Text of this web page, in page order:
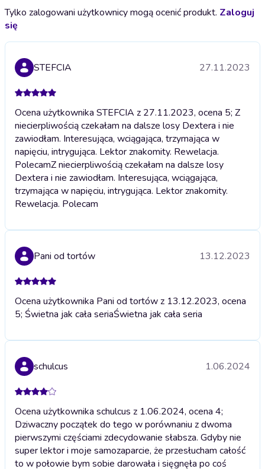
Tylko zalogowani użytkownicy mogą ocenić produkt. Zaloguj
się
STEFCIA 27.11.2023
Ocena użytkownika STEFCIA z 27.11.2023, ocena 5; Z
niecierpliwością czekałam na dalsze losy Dextera i nie
zawiodłam. Interesująca, wciągająca, trzymająca w
napięciu, intrygująca. Lektor znakomity. Rewelacja.
PolecamZ niecierpliwością czekałam na dalsze losy
Dextera i nie zawiodłam. Interesująca, wciągająca,
trzymająca w napięciu, intrygująca. Lektor znakomity.
Rewelacja. Polecam
Pani od tortów 13.12.2023
Ocena użytkownika Pani od tortów z 13.12.2023, ocena
5; Świetna jak cała seriaŚwietna jak cała seria
schulcus 1.06.2024
Ocena użytkownika schulcus z 1.06.2024, ocena 4;
Dziwaczny początek do tego w porównaniu z dwoma
pierwszymi częściami zdecydowanie słabsza. Gdyby nie
super lektor i moje samozaparcie, że przesłucham całość
to w połowie bym sobie darowała i sięgnęła po coś